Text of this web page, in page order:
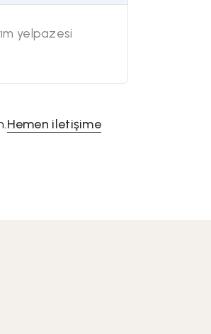
yelpazesi
Hemen iletişime